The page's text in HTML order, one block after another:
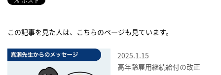
この記事を見た人は、こちらのページも見ています。
2025.1.15
高年齢雇用継続給付の改正